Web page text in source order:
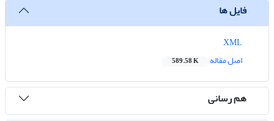
فایل ها
اصل مقاله
589.58 K
هم رسانی